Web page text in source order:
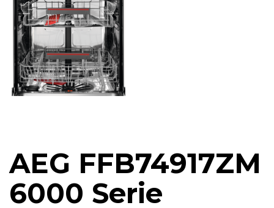
AEG FFB74917ZM
6000 Serie